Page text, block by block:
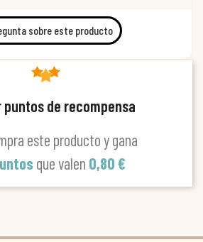
sobre este producto
puntos de recompensa
este producto y gana
que valen 0,80 €